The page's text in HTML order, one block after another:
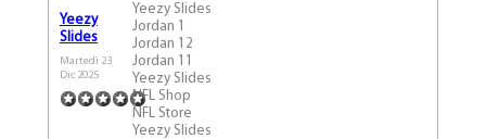
Sito Internet:
E-Mail:*
Yeezy
Slides
Martedì 23
Dic 2025
Yeezy Slides
Jordan 1
Jordan 12
Jordan 11
Yeezy Slides
NFL Shop
NFL Store
Yeezy Slides